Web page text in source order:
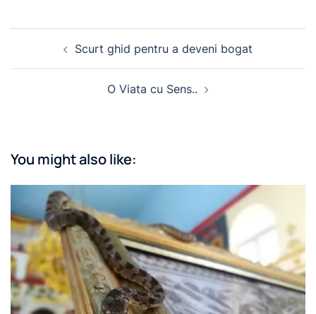
Post
navigationScurt ghid pentru a deveni bogat
O Viata cu Sens..
You might also like: